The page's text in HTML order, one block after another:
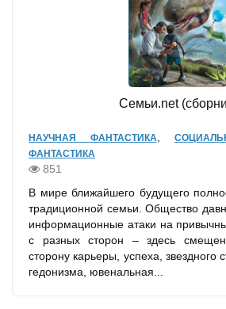
Семьи.net
НАУЧНАЯ ФАНТАСТИКА
ФАНТАСТИКА
851
В мире ближайшего будущего
традиционной семьи. Общество
информационные атаки на
с разных сторон – здесь
сторону карьеры, успеха, звездного
гедонизма, ювенальная...